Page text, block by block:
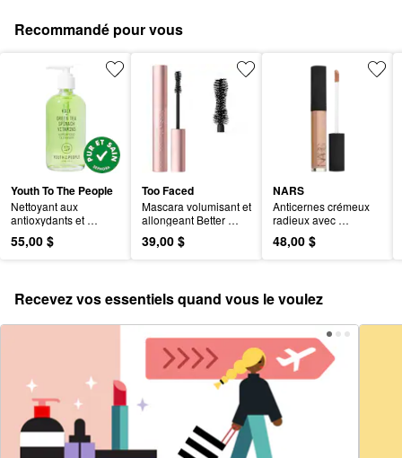
Recommandé pour vous
Youth To The People
Nettoyant aux
antioxydants et
superaliments
rechargeable
55,00 $
Too Faced
Mascara volumisant et
allongeant Better
Than Sex
39,00 $
NARS
Anticernes crémeux
radieux avec
couvrance moyenne
48,00 $
Recevez vos essentiels quand vous le voulez